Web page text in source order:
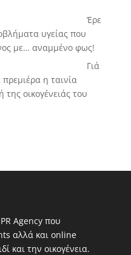
Έρε
υγείας που
με… αναμμένο φως!
Γιά
η ταινία
οικογένειάς του
Agency που
αλλά και online
και την οικογένεια.